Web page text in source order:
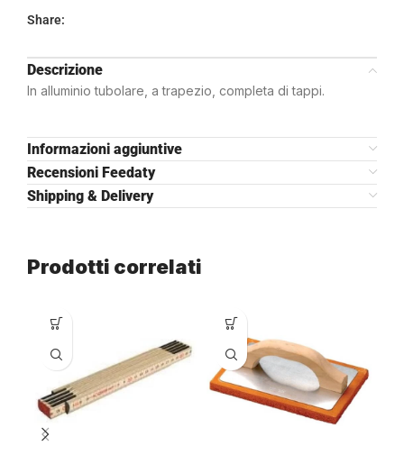
Share:
Descrizione
In alluminio tubolare, a trapezio, completa di tappi.
Informazioni aggiuntive
Recensioni Feedaty
Shipping & Delivery
Prodotti correlati